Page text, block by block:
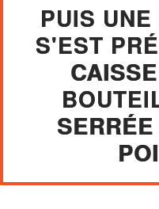
PUIS
S'EST